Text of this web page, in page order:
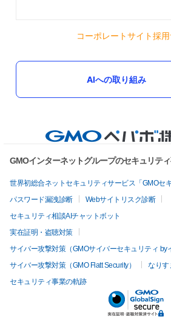
コーポレートサイト採用
AIへの取り組み
GMOインターネットグループのセキュリテ
世界初総合ネットセキュリティサービス「GMOセ
パスワード漏洩診断
Webサイトリスク診断
セキュリティ相談AIチャットボット
実在証明・盗聴対策
サイバー攻撃対策（GMOサイバーセキュリティ by
サイバー攻撃対策（GMO Flatt Security）
なりす
セキュリティ事業の軌跡